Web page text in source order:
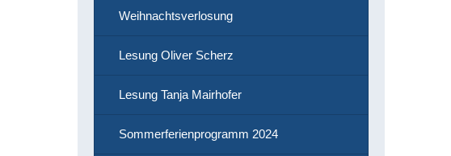
Weihnachtsverlosung
Lesung Oliver Scherz
Lesung Tanja Mairhofer
Sommerferienprogramm 2024